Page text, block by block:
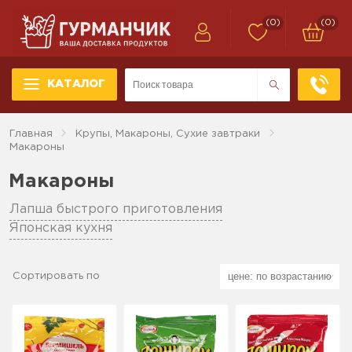
КАТАЛОГ
(0) (0)
Главная
Крупы, Макароны, Сухие завтраки
Макароны
Макароны
Лапша быстрого приготовления
Японская кухня
Сортировать по